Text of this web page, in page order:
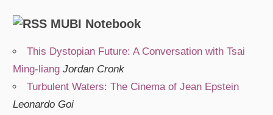
MUBI Notebook
This Dystopian Future: A Conversation with Tsai
Ming-liang Jordan Cronk
Turbulent Waters: The Cinema of Jean Epstein
Leonardo Goi